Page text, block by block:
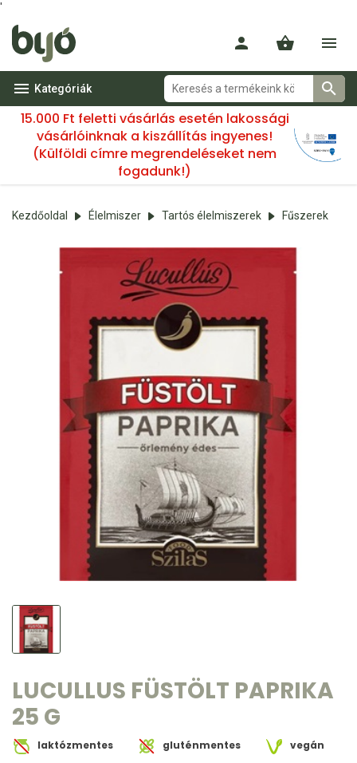
'
Kategóriák
15.000 Ft feletti vásárlás esetén lakossági
vásárlóinknak a kiszállítás ingyenes!
(Külföldi címre megrendeléseket nem
fogadunk!)
Kezdőoldal Élelmiszer Tartós élelmiszerek Fűszerek
LUCULLUS FÜSTÖLT PAPRIKA
25 G
laktózmentes gluténmentes
vegán